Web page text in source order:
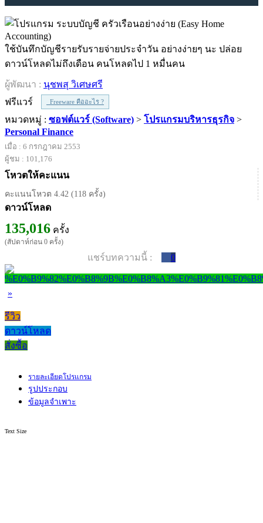
ใช้บันทึกบัญชีรายรับรายจ่ายประจำวัน อย่างง่ายๆ นะ ปล่อย
ดาวน์โหลดไม่ถึงเดือน คนโหลดไป 1 หมื่นคน
ผู้พัฒนา : นุชพสุ วิเศษศรี
ฟรีแวร์
Freeware คืออะไร ?
หมวดหมู่ : ซอฟต์แวร์ (Software) > โปรแกรมบริหารธุรกิจ >
Personal Finance
เมื่อ : 6 กรกฎาคม 2553
ผู้ชม : 101,176
โหวตให้คะแนน
คะแนนโหวต 4.42 (118 ครั้ง)
ดาวน์โหลด
135,016 ครั้ง
(สัปดาห์ก่อน 0 ครั้ง)
แชร์บทความนี้ : 0
»
รีวิว
ดาวน์โหลด
สั่งซื้อ
รายละเอียดโปรแกรม
รูปประกอบ
ข้อมูลจำเพาะ
Text Size